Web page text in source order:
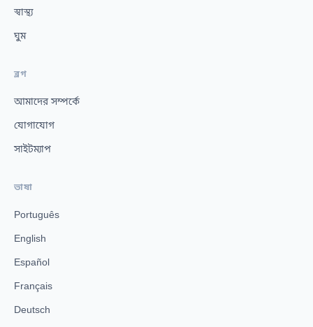
স্বাস্থ্য
ঘুম
ব্লগ
আমাদের সম্পর্কে
যোগাযোগ
সাইটম্যাপ
ভাষা
Português
English
Español
Français
Deutsch